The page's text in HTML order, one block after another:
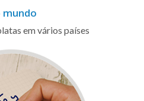
mundo
em vários países